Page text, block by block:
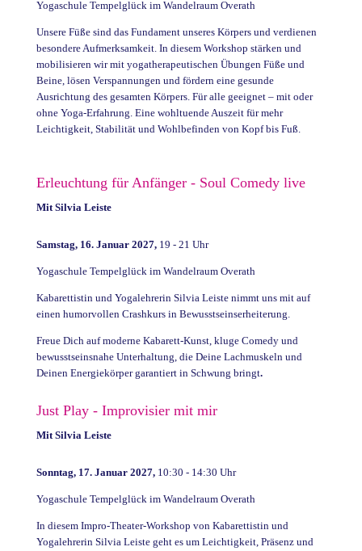
Yogaschule Tempelglück im Wandelraum Overath
Unsere Füße sind das Fundament unseres Körpers und verdienen
besondere Aufmerksamkeit. In diesem Workshop stärken und
mobilisieren wir mit yogatherapeutischen Übungen Füße und
Beine, lösen Verspannungen und fördern eine gesunde
Ausrichtung des gesamten Körpers. Für alle geeignet – mit oder
ohne Yoga-Erfahrung. Eine wohltuende Auszeit für mehr
Leichtigkeit, Stabilität und Wohlbefinden von Kopf bis Fuß.
Erleuchtung für Anfänger - Soul Comedy live
Mit Silvia Leiste
Samstag, 16. Januar 2027,19 - 21 Uhr
Yogaschule Tempelglück im Wandelraum Overath
Kabarettistin und Yogalehrerin Silvia Leiste nimmt uns mit auf
einen humorvollen Crashkurs in Bewusstseinserheiterung.
Freue Dich auf moderne Kabarett-Kunst, kluge Comedy und
bewusstseinsnahe Unterhaltung, die Deine Lachmuskeln und
Deinen Energiekörper garantiert in Schwung bringt.
Just Play - Improvisier mit mir
Mit Silvia Leiste
Sonntag, 17. Januar 2027,10:30 - 14:30 Uhr
Yogaschule Tempelglück im Wandelraum Overath
In diesem Impro-Theater-Workshop von Kabarettistin und
Yogalehrerin Silvia Leiste geht es um Leichtigkeit, Präsenz und